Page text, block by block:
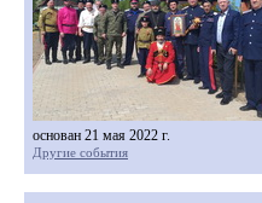
основан 21 мая 2022 г.
Другие события